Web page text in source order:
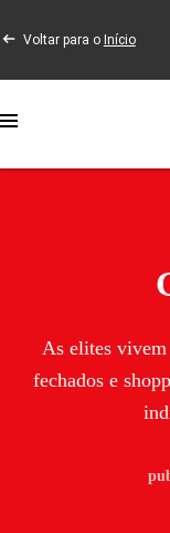
Voltar para o Início
As elites vivem
fechados e